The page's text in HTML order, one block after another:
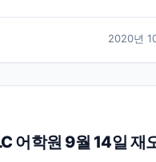
2020년
어학원 9월 14일 재